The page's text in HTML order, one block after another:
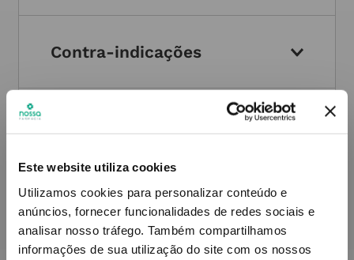
Este website utiliza cookies
Utilizamos cookies para personalizar conteúdo e
anúncios, fornecer funcionalidades de redes sociais e
analisar nosso tráfego. Também compartilhamos
informações de sua utilização do site com os nossos
Contra-indicações
PODERÁ TAMBÉM GOSTAR